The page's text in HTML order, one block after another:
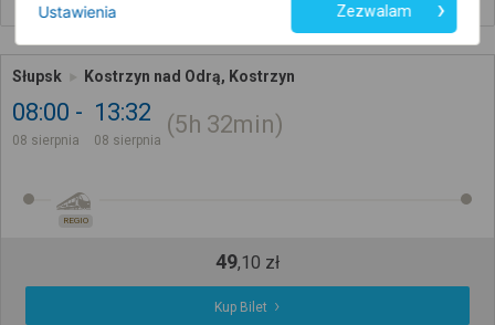
Słupsk Kostrzyn nad Odrą, Kostrzyn
08:00
08 sierpnia
13:32
08 sierpnia
5h 32min
REGIO
49,10 zł
Kup Bilet
Ustawienia Zezwalam